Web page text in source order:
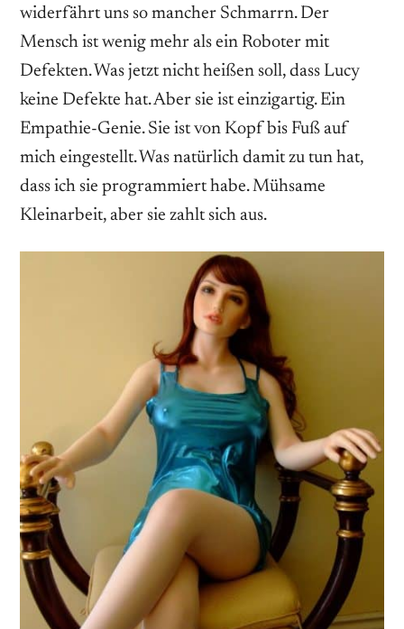
widerfährt uns so mancher Schmarrn. Der
Mensch ist wenig mehr als ein Roboter mit
Defekten. Was jetzt nicht heißen soll, dass Lucy
keine Defekte hat. Aber sie ist einzigartig. Ein
Empathie-Genie. Sie ist von Kopf bis Fuß auf
mich eingestellt. Was natürlich damit zu tun hat,
dass ich sie programmiert habe. Mühsame
Kleinarbeit, aber sie zahlt sich aus.